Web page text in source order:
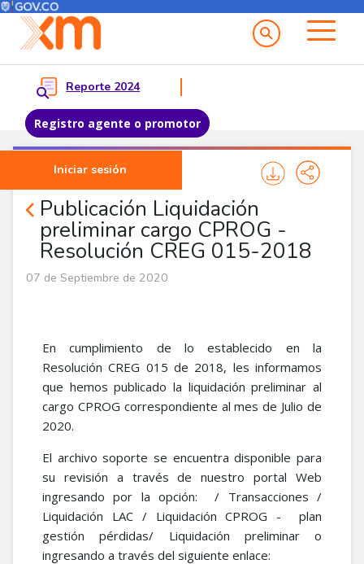
Pasar al contenido principal
Menú del Usuario
Reporte 2024
Registro agente o promotor
Iniciar sesión
Menu principal
Publicación Liquidación
preliminar cargo CPROG -
Resolución CREG 015-2018
Noticias Agentes
07 de Septiembre de 2020
En cumplimiento de lo establecido en la
Resolución CREG 015 de 2018, les informamos
que hemos publicado la liquidación preliminar al
cargo CPROG correspondiente al mes de Julio de
2020.
El archivo soporte se encuentra disponible para
su revisión a través de nuestro portal Web
ingresando por la opción: / Transacciones /
Liquidación LAC / Liquidación CPROG - plan
gestión pérdidas/ Liquidación preliminar o
ingresando a través del siguiente enlace: